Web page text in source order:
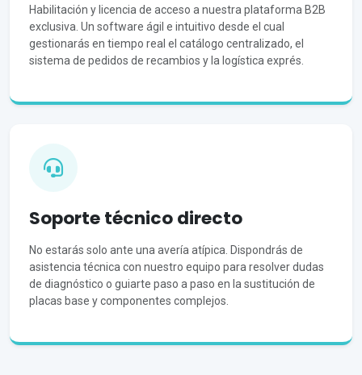
Habilitación y licencia de acceso a nuestra plataforma B2B
exclusiva. Un software ágil e intuitivo desde el cual
gestionarás en tiempo real el catálogo centralizado, el
sistema de pedidos de recambios y la logística exprés.
Soporte técnico directo
No estarás solo ante una avería atípica. Dispondrás de
asistencia técnica con nuestro equipo para resolver dudas
de diagnóstico o guiarte paso a paso en la sustitución de
placas base y componentes complejos.